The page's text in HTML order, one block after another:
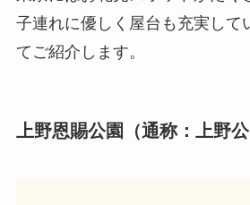
子連れに優しく屋台も充実して
てご紹介します。
上野恩賜公園（通称：上野公